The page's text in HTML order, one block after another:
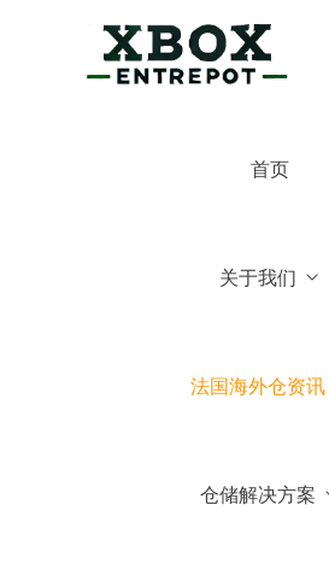
首页
关于我们
法国海外仓资讯
仓储解决方案
3.我们可以到法国参观你们仓